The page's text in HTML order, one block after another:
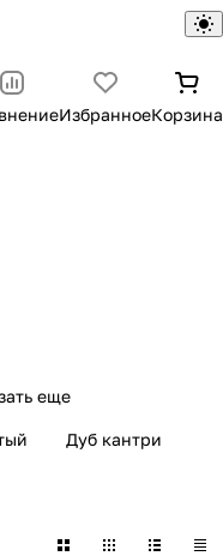
ИзбранноеКорзина
еще
Дуб кантри